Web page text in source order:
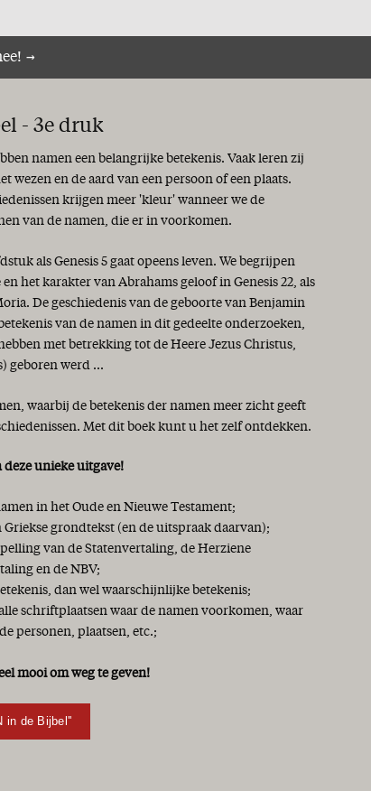
- 3e druk
namen een belangrijke betekenis. Vaak leren zij
wezen en de aard van een persoon of een plaats.
krijgen meer 'kleur' wanneer we de
van de namen, die er in voorkomen.
als Genesis 5 gaat opeens leven. We begrijpen
het karakter van Abrahams geloof in Genesis 22, als
De geschiedenis van de geboorte van Benjamin
van de namen in dit gedeelte onderzoeken,
met betrekking tot de Heere Jezus Christus,
geboren werd ...
waarbij de betekenis der namen meer zicht geeft
Met dit boek kunt u het zelf ontdekken.
unieke uitgave!
in het Oude en Nieuwe Testament;
Griekse grondtekst (en de uitspraak daarvan);
van de Statenvertaling, de Herziene
en de NBV;
dan wel waarschijnlijke betekenis;
schriftplaatsen waar de namen voorkomen, waar
personen, plaatsen, etc.;
mooi om weg te geven!
in de Bijbel''